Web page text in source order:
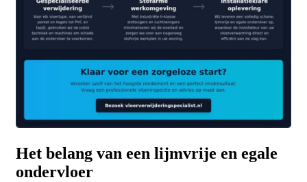
Het belang van een lijmvrije en egale
ondervloer